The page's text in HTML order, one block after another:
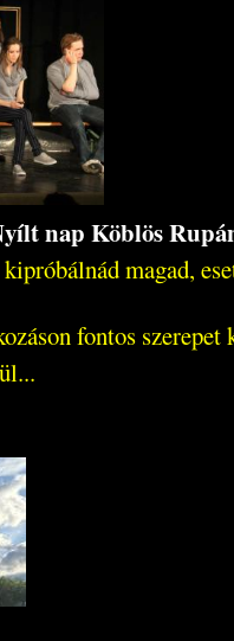
nap Köblös
magad,
fontos szerepet